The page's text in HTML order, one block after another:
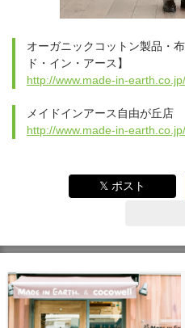
オーガニックコットン製品・
ド・イン・アース】
http://www.made-in-earth.co.jp/
メイドインアース自由が丘店
http://www.made-in-
𝕏 ポスト